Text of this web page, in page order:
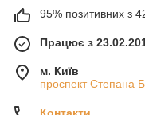
95% позитивних з
Працює з
м. Київ
проспект Степана